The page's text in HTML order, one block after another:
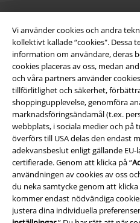
Vi använder cookies och andra
kollektivt kallade “cookies". Dessa
information om användare, deras
cookies placeras av oss, medan
och våra partners använder
tillförlitlighet och säkerhet,
shoppingupplevelse, genomföra
marknadsföringsändamål (t.ex.
webbplats, i sociala medier och
överförs till USA delas den endast
adekvansbeslut enligt gällande
certifierade. Genom att klicka på “
användningen av cookies av oss
du neka samtycke genom att klicka
kommer endast nödvändiga
justera dina individuella
Juridisk information/
Villkor
Om oss
Ladda ner villkoren
Avfallshantering och miljöskydd
Försäkran om överensstämmelse
Information om tillgänglighet
Inställningar för cookies